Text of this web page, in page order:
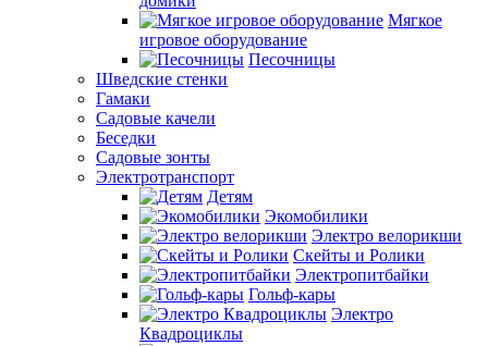
Мягкое
игровое оборудование
Песочницы
Шведские стенки
Гамаки
Садовые качели
Беседки
Садовые зонты
Электротранспорт
Детям
Экомобилики
Электро велорикши
Скейты и Ролики
Электропитбайки
Гольф-кары
Электро
Квадроциклы